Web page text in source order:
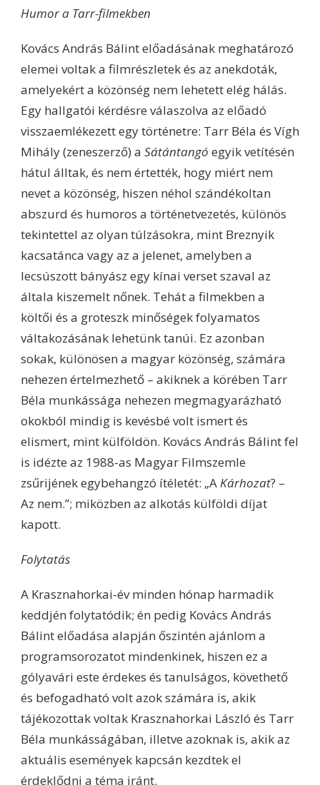
Humor a Tarr-filmekben
Kovács András Bálint előadásának meghatározó
elemei voltak a filmrészletek és az anekdoták,
amelyekért a közönség nem lehetett elég hálás.
Egy hallgatói kérdésre válaszolva az előadó
visszaemlékezett egy történetre: Tarr Béla és Vígh
Mihály (zeneszerző) a Sátántangó egyik vetítésén
hátul álltak, és nem értették, hogy miért nem
nevet a közönség, hiszen néhol szándékoltan
abszurd és humoros a történetvezetés, különös
tekintettel az olyan túlzásokra, mint Breznyik
kacsatánca vagy az a jelenet, amelyben a
lecsúszott bányász egy kínai verset szaval az
általa kiszemelt nőnek. Tehát a filmekben a
költői és a groteszk minőségek folyamatos
váltakozásának lehetünk tanúi. Ez azonban
sokak, különösen a magyar közönség, számára
nehezen értelmezhető – akiknek a körében Tarr
Béla munkássága nehezen megmagyarázható
okokból mindig is kevésbé volt ismert és
elismert, mint külföldön. Kovács András Bálint fel
is idézte az 1988-as Magyar Filmszemle
zsűrijének egybehangzó ítéletét: „AKárhozat? –
Az nem.”; miközben az alkotás külföldi díjat
kapott.
Folytatás
A Krasznahorkai-év minden hónap harmadik
keddjén folytatódik; én pedig Kovács András
Bálint előadása alapján őszintén ajánlom a
programsorozatot mindenkinek, hiszen ez a
gólyavári este érdekes és tanulságos, követhető
és befogadható volt azok számára is, akik
tájékozottak voltak Krasznahorkai László és Tarr
Béla munkásságában, illetve azoknak is, akik az
aktuális események kapcsán kezdtek el
érdeklődni a téma iránt.